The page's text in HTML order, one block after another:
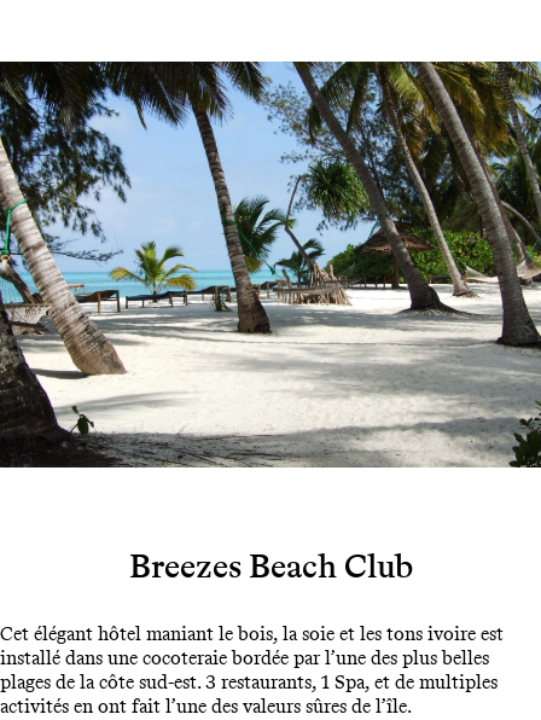
Breezes Beach Club
Cet élégant hôtel maniant le bois, la soie et les tons ivoire est
installé dans une cocoteraie bordée par l’une des plus belles
plages de la côte sud-est. 3 restaurants, 1 Spa, et de multiples
activités en ont fait l’une des valeurs sûres de l’île.